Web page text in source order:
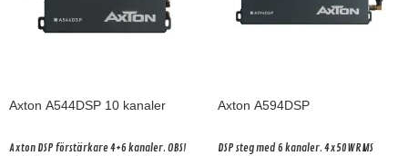
Axton A544DSP 10 kanaler
Axton DSP förstärkare 4+6 kanaler. OBS!
Axton A594DSP
DSP steg med 6 kanaler. 4x50WRMS